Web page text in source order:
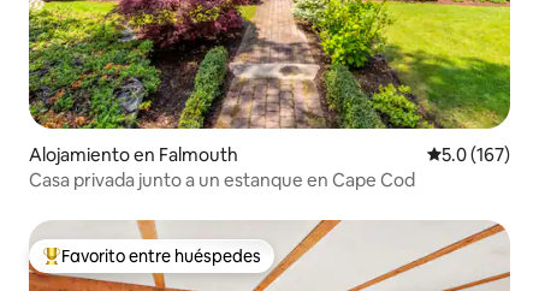
Alojamiento en Falmouth Calificación
5.0 (167)
Casa privada junto a un estanque en Cape Cod
Favorito entre huéspedes preferido
Favorito entre huéspedes